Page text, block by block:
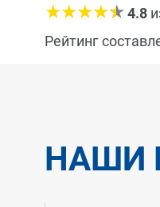
4.8
Рейтинг
НАШИ